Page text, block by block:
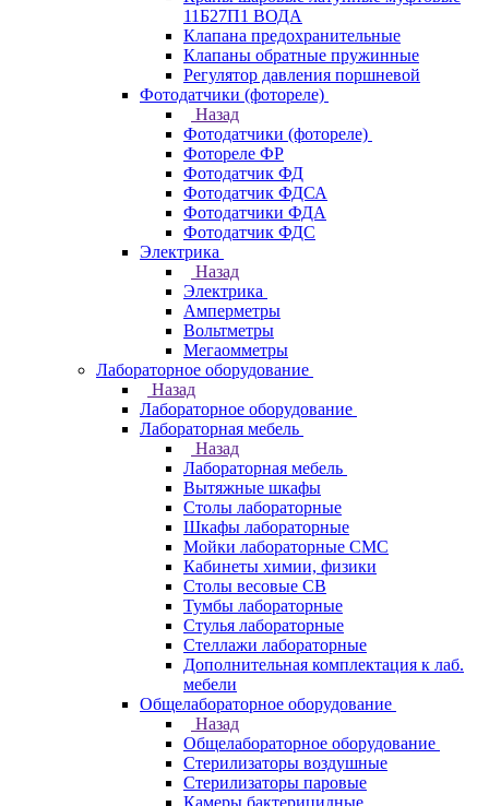
11Б27П1 ВОДА
Клапана предохранительные
Клапаны обратные пружинные
Регулятор давления поршневой
Фотодатчики (фотореле)
Назад
Фотодатчики (фотореле)
Фотореле ФР
Фотодатчик ФД
Фотодатчик ФДСА
Фотодатчики ФДА
Фотодатчик ФДС
Электрика
Назад
Электрика
Амперметры
Вольтметры
Мегаомметры
Лабораторное оборудование
Назад
Лабораторное оборудование
Лабораторная мебель
Назад
Лабораторная мебель
Вытяжные шкафы
Столы лабораторные
Шкафы лабораторные
Мойки лабораторные СМС
Кабинеты химии, физики
Столы весовые СВ
Тумбы лабораторные
Стулья лабораторные
Стеллажи лабораторные
Дополнительная комплектация к лаб.
мебели
Общелабораторное оборудование
Назад
Общелабораторное оборудование
Стерилизаторы воздушные
Стерилизаторы паровые
Камеры бактерицидные